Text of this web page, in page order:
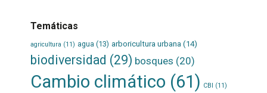
Temáticas
agricultura (11) agua (13) arboricultura urbana(14)
biodiversidad (29) bosques (20)
Cambio climático (61) CBI (11)